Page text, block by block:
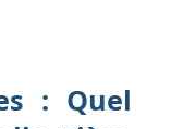
: Quel